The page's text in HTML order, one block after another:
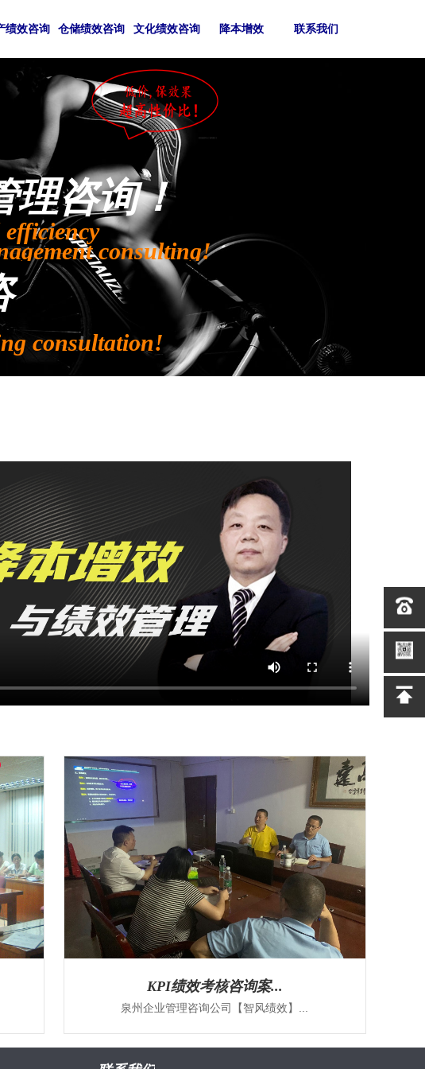
绩效咨询 仓储绩效咨询 文化绩效咨询 降本增效 联系我们
理咨询！
consulting!
consultation!
KPI绩效考核咨询案...
泉州企业管理咨询公司【智风绩效】...